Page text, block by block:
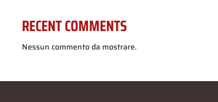
RECENT COMMENTS
Nessun commento da mostrare.